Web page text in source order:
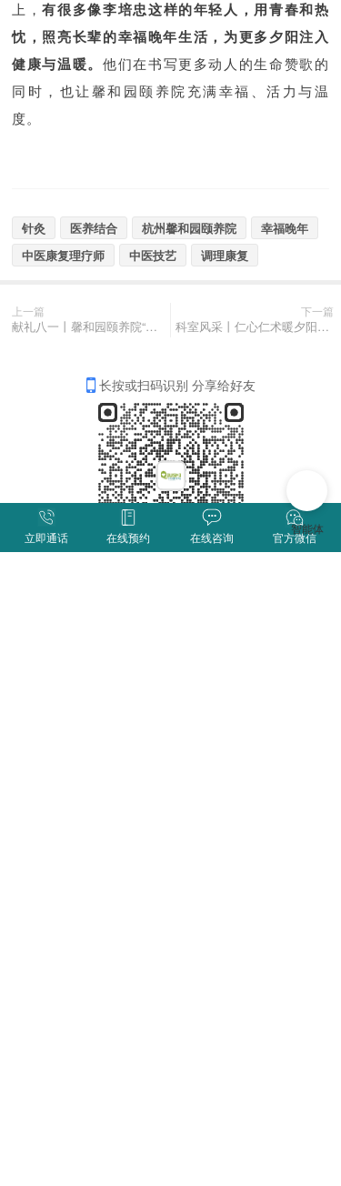
立即通话 在线预约 在线咨询 官方微信
上，有很多像李培忠这样的年轻人，用青春和热
忱，照亮长辈的幸福晚年生活，为更多夕阳注入
健康与温暖。 他们在书写更多动人的生命赞歌的
同时，也让馨和园颐养院充满幸福、活力与温
度。
针灸 医养结合 杭州馨和园颐养院
幸福晚年
中医康复理疗师
中医技艺 调理康复
上一篇
献礼八一丨馨和园颐养院“抗美援越”老兵谢爷爷手写千字长信，追忆军旅生涯
下一篇
科室风采丨仁心仁术暖夕阳，商勇主任用细心爱心帮奶奶告别疱疹困扰
长按或扫码识别 分享给好友